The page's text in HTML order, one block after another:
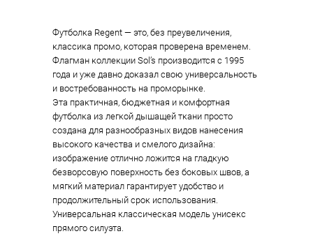
Футболка Regent — это, без преувеличения,
классика промо, которая проверена временем.
Флагман коллекции Sol’s производится с 1995
года и уже давно доказал свою универсальность
и востребованность на проморынке.
Эта практичная, бюджетная и комфортная
футболка из легкой дышащей ткани просто
создана для разнообразных видов нанесения
высокого качества и смелого дизайна:
изображение отлично ложится на гладкую
безворсовую поверхность без боковых швов, а
мягкий материал гарантирует удобство и
продолжительный срок использования.
Универсальная классическая модель унисекс
прямого силуэта.